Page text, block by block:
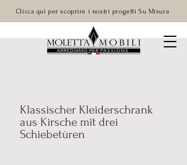
Clicca qui per scoprire i nostri progetti Su Misura
Klassischer Kleiderschrank
aus Kirsche mit drei
Schiebetüren